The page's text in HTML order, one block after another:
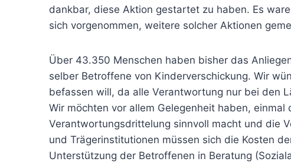
dankbar, diese Aktion gestartet zu haben. Es
sich vorgenommen, weitere solcher Aktionen
Über 43.350 Menschen haben bisher das
selber Betroffene von Kinderverschickung. Wir
befassen will, da alle Verantwortung nur bei den
Wir möchten vor allem Gelegenheit haben,
Verantwortungsdrittelung sinnvoll macht und die
und Trägerinstitutionen müssen sich die Kosten
Unterstützung der Betroffenen in Beratung